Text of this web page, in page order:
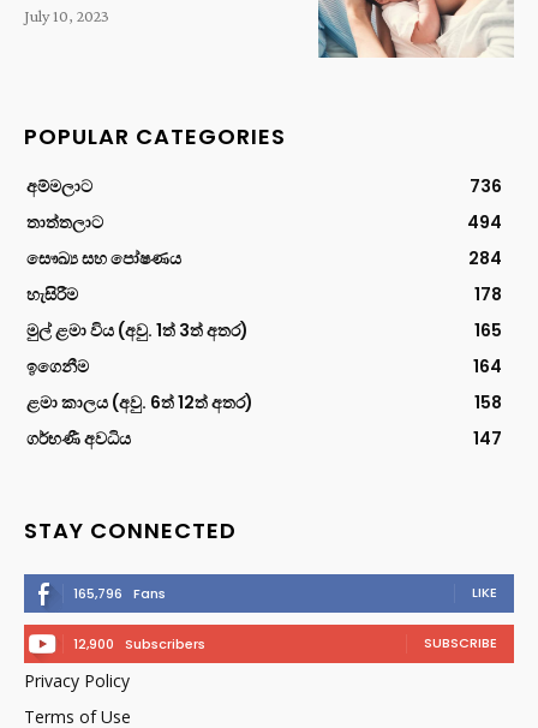
July 10, 2023
POPULAR CATEGORIES
අම්මලාට
736
තාත්තලාට
494
සෞඛ්‍ය සහ පෝෂණය
284
හැසිරීම
178
මුල් ළමා විය (අවු. 1ත් 3ත් අතර)
165
ඉගෙනීම
164
ළමා කාලය (අවු. 6ත් 12ත් අතර)
158
ගර්භණී අවධිය
147
STAY CONNECTED
165,796 Fans LIKE
12,900 Subscribers SUBSCRIBE
Privacy Policy
Terms of Use